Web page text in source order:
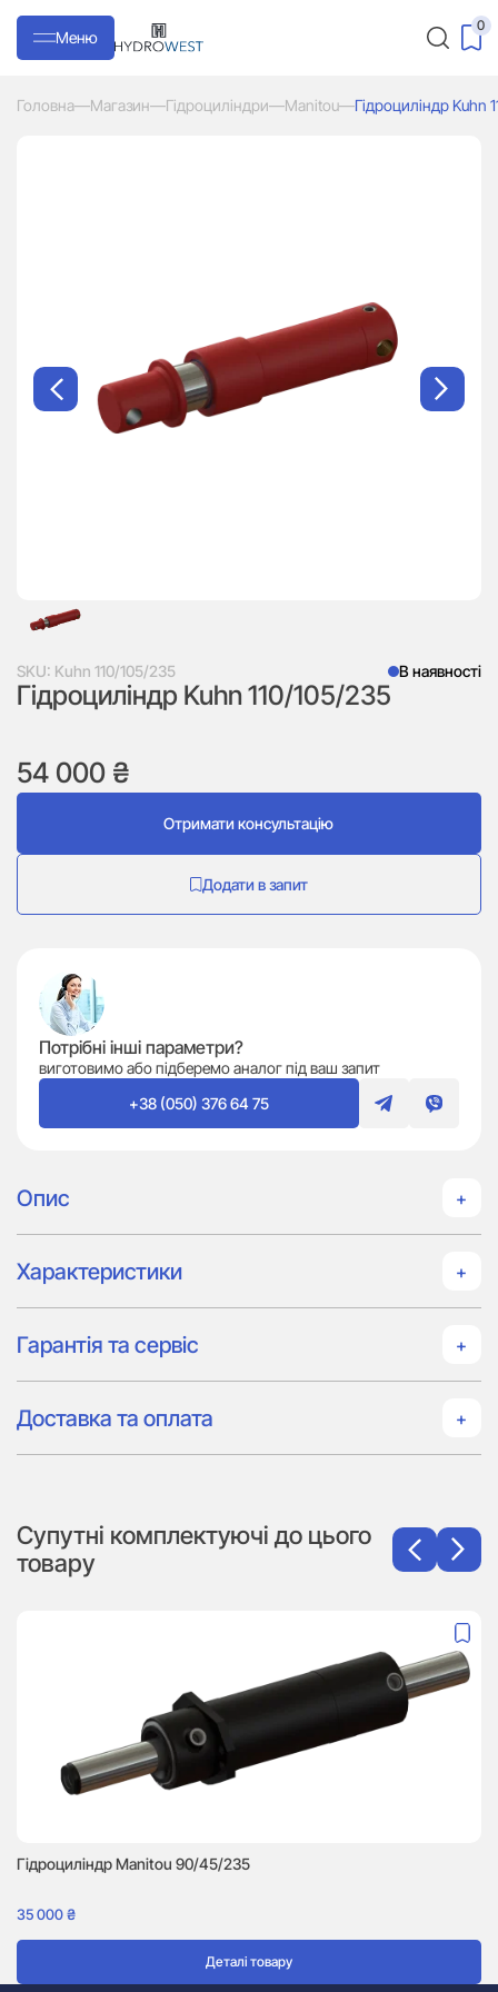
Меню
0
Головна—Магазин—Гідроциліндри—Manitou—Гідроциліндр Kuhn
SKU: Kuhn 110/105/235 В наявності
Гідроциліндр Kuhn 110/105/235
54 000 ₴
Отримати консультацію
Додати в запит
Потрібні інші параметри?
виготовимо або підберемо аналог під ваш запит
+38 (050) 376 64 75
Опис
Характеристики
Гарантія та сервіс
Доставка та оплата
Супутні комплектуючі до цього
товару
Гідроциліндр Manitou 90/45/235
35 000₴
Деталі товару